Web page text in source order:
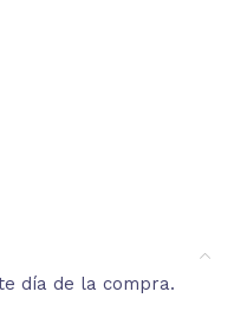
3.
día de la compra.